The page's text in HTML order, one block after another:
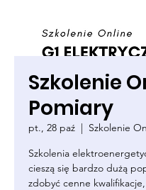
Szkolenie
Pomiary
pt., 28 paź
  |
Szkolenie
Szkolenia
cieszą się bardzo dużą
zdobyć cenne